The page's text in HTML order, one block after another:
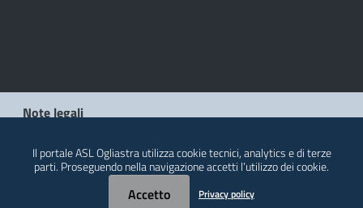
Note legali
Contatti
Il portale ASL Ogliastra utilizza cookie tecnici, analytics e di terze
parti. Proseguendo nella navigazione accetti l’utilizzo dei cookie.
Accetto Privacy policy